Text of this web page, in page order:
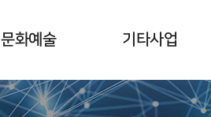
문화예술
사업취지
기타사업
서울대 정헌도서 정보실